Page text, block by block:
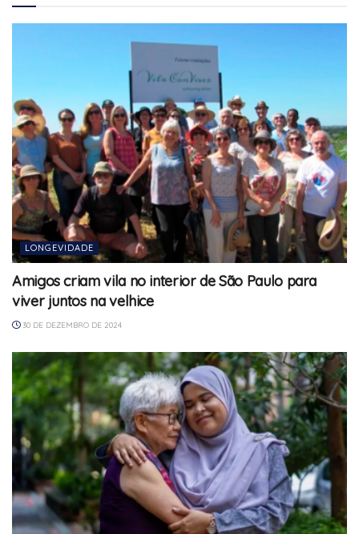
LONGEVIDADE
Amigos criam vila no interior de São Paulo para
viver juntos na velhice
30 DE DEZEMBRO DE 2024